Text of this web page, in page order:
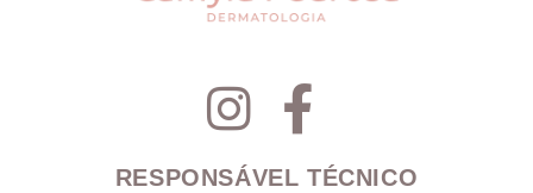
RESPONSÁVEL TÉCNICO